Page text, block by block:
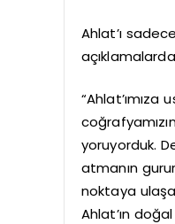
Ahlat’ı
yoruyorduk.
atmanın
noktaya
Ahlat’ın